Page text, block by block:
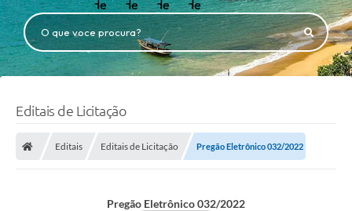
O que voce procura?
Editais de Licitação
Editais Editais de Licitação Pregão Eletrônico 032/2022
Pregão Eletrônico 032/2022